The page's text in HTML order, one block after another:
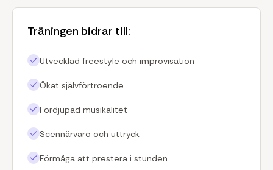
Träningen bidrar till:
Utvecklad freestyle och improvisation
Ökat självförtroende
Fördjupad musikalitet
Scennärvaro och uttryck
Förmåga att prestera i stunden